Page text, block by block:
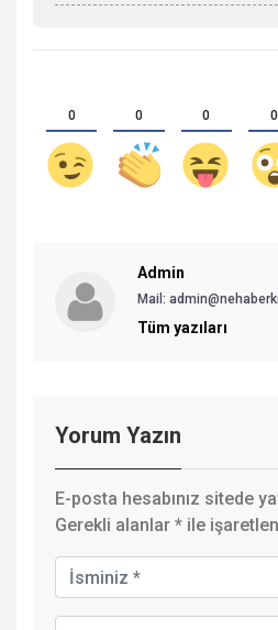
0 0 0 0
Admin
Mail:
Tüm yazıları
Yorum Yazın
E-posta hesabınız sitede
Gerekli alanlar * ile